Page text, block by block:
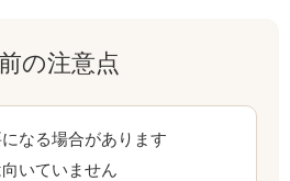
の注意点
なる場合があります
いていません